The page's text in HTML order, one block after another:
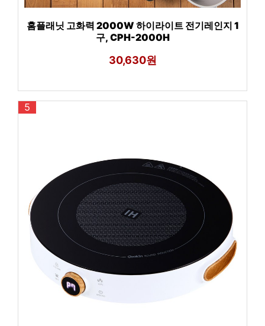
홈플래닛 고화력 2000W 하이라이트 전기레인지 1
구, CPH-2000H
30,630원
5